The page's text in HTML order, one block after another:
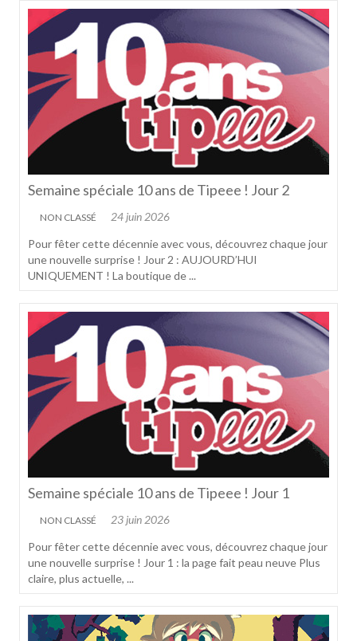
Semaine spéciale 10 ans de Tipeee ! Jour 2
NON CLASSÉ
24 juin 2026
Pour fêter cette décennie avec vous, découvrez chaque jour
une nouvelle surprise ! Jour 2 : AUJOURD’HUI
UNIQUEMENT ! La boutique de ...
Semaine spéciale 10 ans de Tipeee ! Jour 1
NON CLASSÉ
23 juin 2026
Pour fêter cette décennie avec vous, découvrez chaque jour
une nouvelle surprise ! Jour 1 : la page fait peau neuve Plus
claire, plus actuelle, ...